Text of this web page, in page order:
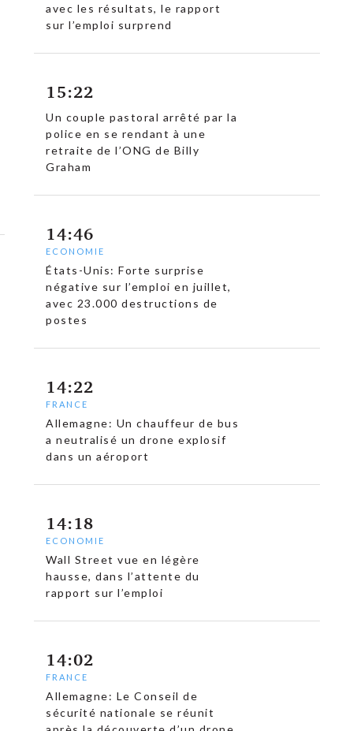
avec les résultats, le rapport
sur l’emploi surprend
15:22
Un couple pastoral arrêté par la
police en se rendant à une
retraite de l’ONG de Billy
Graham
14:46
ECONOMIE
États-Unis: Forte surprise
négative sur l’emploi en juillet,
avec 23.000 destructions de
postes
14:22
FRANCE
Allemagne: Un chauffeur de bus
a neutralisé un drone explosif
dans un aéroport
14:18
ECONOMIE
Wall Street vue en légère
hausse, dans l’attente du
rapport sur l’emploi
14:02
FRANCE
Allemagne: Le Conseil de
sécurité nationale se réunit